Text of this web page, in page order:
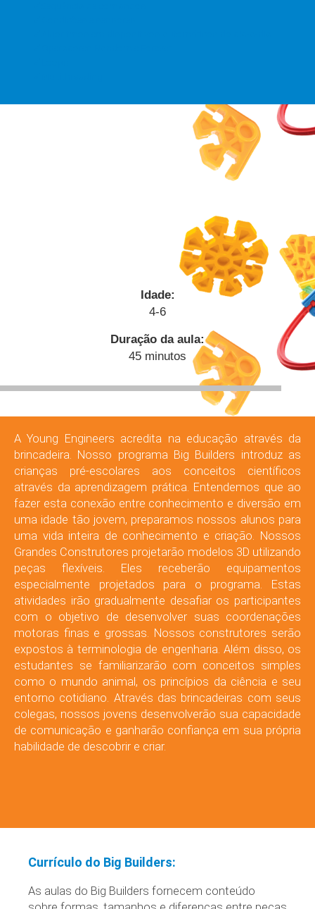
Idade:
4-6
Duração da aula:
45 minutos
A Young Engineers acredita na educação através da
brincadeira. Nosso programa Big Builders introduz as
crianças pré-escolares aos conceitos científicos
através da aprendizagem prática. Entendemos que ao
fazer esta conexão entre conhecimento e diversão em
uma idade tão jovem, preparamos nossos alunos para
uma vida inteira de conhecimento e criação. Nossos
Grandes Construtores projetarão modelos 3D utilizando
peças flexíveis. Eles receberão equipamentos
especialmente projetados para o programa. Estas
atividades irão gradualmente desafiar os participantes
com o objetivo de desenvolver suas coordenações
motoras finas e grossas. Nossos construtores serão
expostos à terminologia de engenharia. Além disso, os
estudantes se familiarizarão com conceitos simples
como o mundo animal, os princípios da ciência e seu
entorno cotidiano. Através das brincadeiras com seus
colegas, nossos jovens desenvolverão sua capacidade
de comunicação e ganharão confiança em sua própria
habilidade de descobrir e criar.
Currículo do Big Builders:
As aulas do Big Builders fornecem conteúdo